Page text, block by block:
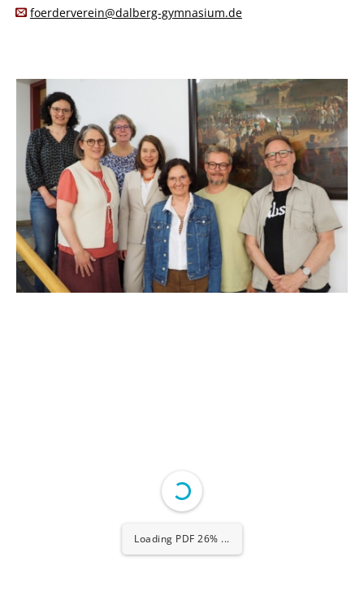
foerderverein@dalberg-gymnasium.de
Loading PDF 26% ...